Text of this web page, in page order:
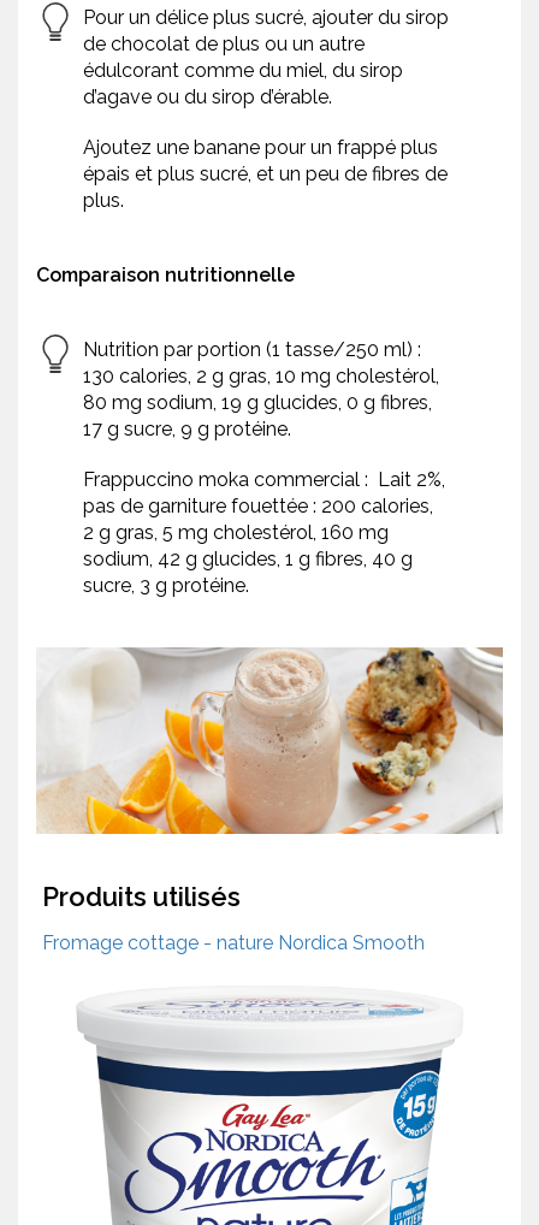
Pour un délice plus sucré, ajouter du sirop
de chocolat de plus ou un autre
édulcorant comme du miel, du sirop
d’agave ou du sirop d’érable.
Ajoutez une banane pour un frappé plus
épais et plus sucré, et un peu de fibres de
plus.
Comparaison nutritionnelle
Nutrition par portion (1 tasse/250 ml) :
130 calories, 2 g gras, 10 mg cholestérol,
80 mg sodium, 19 g glucides, 0 g fibres,
17 g sucre, 9 g protéine.
Frappuccino moka commercial : Lait 2%,
pas de garniture fouettée : 200 calories,
2 g gras, 5 mg cholestérol, 160 mg
sodium, 42 g glucides, 1 g fibres, 40 g
sucre, 3 g protéine.
Produits utilisés
Fromage cottage - nature Nordica Smooth